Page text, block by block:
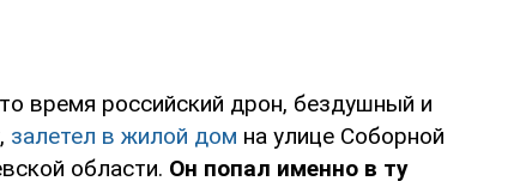
время российский дрон, бездушный и
залетел в жилой дом на улице Соборной
области. Он попал именно в ту